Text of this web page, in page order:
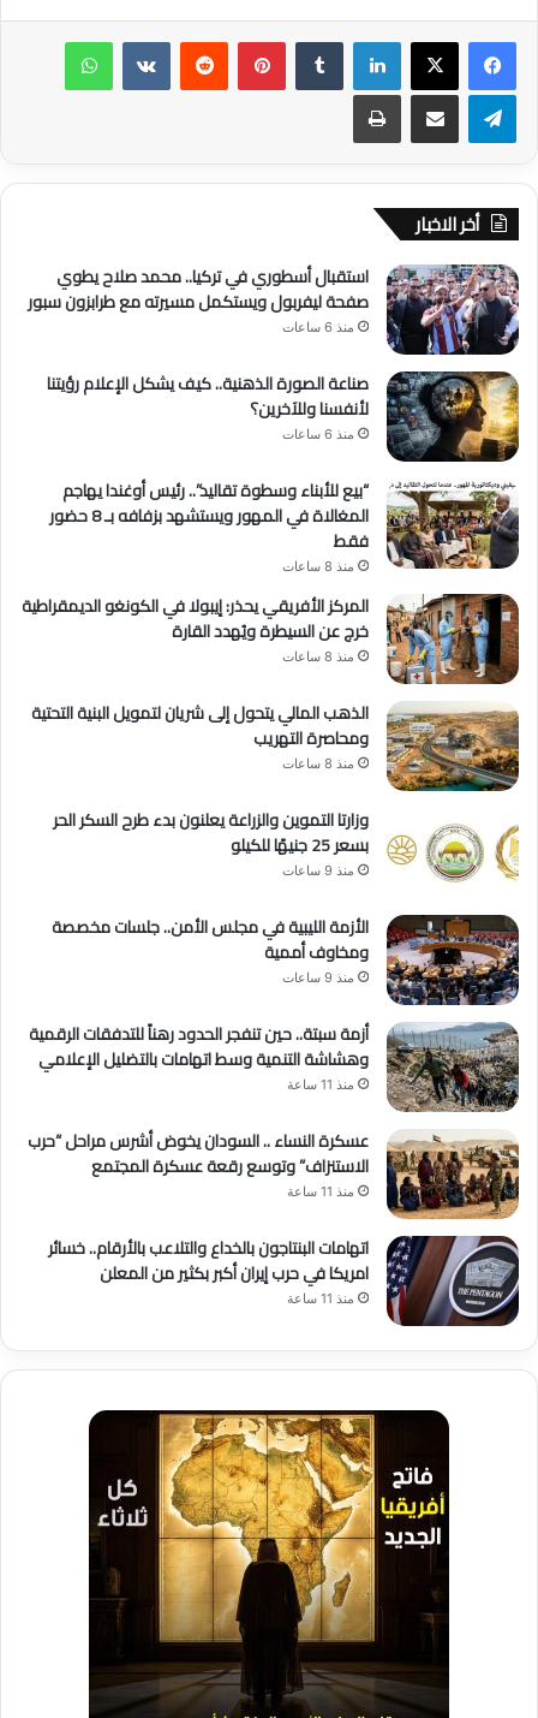
لينكدإن بينتيريست
أخر الاخبار
استقبال أسطوري في تركيا.. محمد صلاح يطوي
صفحة ليفربول ويستكمل مسيرته مع طرابزون سبور
منذ 6 ساعات
صناعة الصورة الذهنية.. كيف يشكل الإعلام رؤيتنا
لأنفسنا وللآخرين؟
منذ 6 ساعات
“بيع للأبناء وسطوة تقاليد”.. رئيس أوغندا يهاجم
المغالاة في المهور ويستشهد بزفافه بـ 8 حضور
فقط
منذ 8 ساعات
المركز الأفريقي يحذر: إيبولا في الكونغو الديمقراطية
خرج عن السيطرة ويُهدد القارة
منذ 8 ساعات
الذهب المالي يتحول إلى شريان لتمويل البنية التحتية
ومحاصرة التهريب
منذ 8 ساعات
وزارتا التموين والزراعة يعلنون بدء طرح السكر الحر
بسعر 25 جنيهًا للكيلو
منذ 9 ساعات
الأزمة الليبية في مجلس الأمن.. جلسات مخصصة
ومخاوف أممية
منذ 9 ساعات
أزمة سبتة.. حين تنفجر الحدود رهناً للتدفقات الرقمية
وهشاشة التنمية وسط اتهامات بالتضليل الإعلامي
منذ 11 ساعة
عسكرة النساء .. السودان يخوض أشرس مراحل “حرب
الاستنزاف” وتوسع رقعة عسكرة المجتمع
منذ 11 ساعة
اتهامات البنتاجون بالخداع والتلاعب بالأرقام.. خسائر
امريكا في حرب إيران أكبر بكثير من المعلن
منذ 11 ساعة